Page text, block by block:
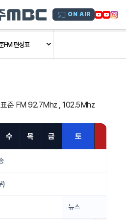
ON AIR
FM 편성표
표준 FM 92.7Mhz , 102.5Mhz
수 목 금 토
)
뉴스